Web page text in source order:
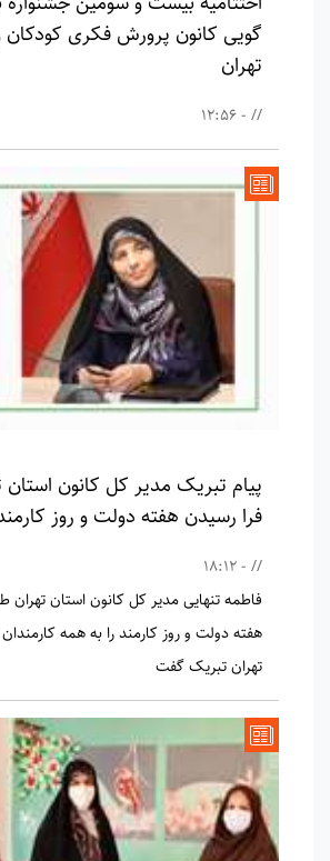
گویی کانون پرورش فکری کودکان
تهران
// - 12:56
پیام تبریک مدیر کل کانون
فرا رسیدن هفته دولت و روز
// - 18:12
فاطمه تنهایی مدیر کل کانون استان تهران
هفته دولت و روز کارمند را به همه
تهران تبریک گفت